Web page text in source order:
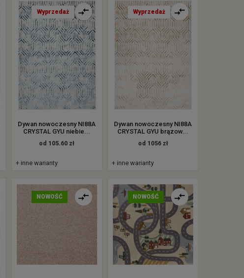
Wyprzedaż
Dywan nowoczesny NI88A
CRYSTAL GYU niebie...
od 105.60 zł
+ inne warianty
Wyprzedaż
Dywan nowoczesny NI88A
CRYSTAL GYU brązow...
od 1056 zł
+ inne warianty
NOWOŚĆ NOWOŚĆ